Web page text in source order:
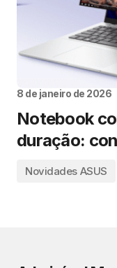
8 de janeiro de 2026
Notebook
duração:
Novidades ASUS